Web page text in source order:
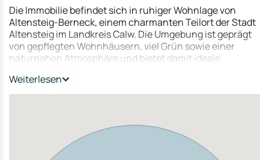
Die Immobilie befindet sich in ruhiger Wohnlage von
Altensteig-Berneck, einem charmanten Teilort der Stadt
Altensteig im Landkreis Calw. Die Umgebung ist geprägt
von gepflegten Wohnhäusern, viel Grün sowie einer
naturnahen Atmosphäre und bietet damit ideale
Ruhesuchende.
Die historische Altstadt von Altensteig mit
Gleichzeitig profitieren Bewohner von einer guten
Anbindung an die umliegenden Städte wie Nagold,
Freudenstadt und Horb am Neckar.
Weiterlesen